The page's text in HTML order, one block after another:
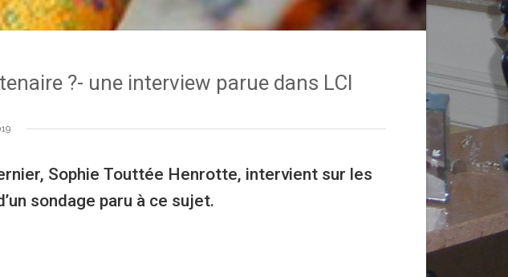
?- une interview parue dans LCI
Sophie Touttée Henrotte, intervient sur les
sondage paru à ce sujet.